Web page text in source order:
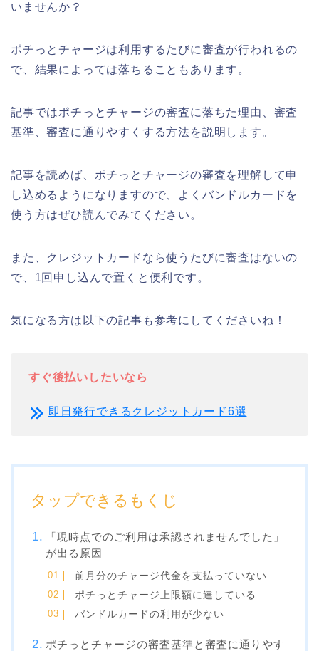
いませんか？
ポチっとチャージは利用するたびに審査が行われるの
で、結果によっては落ちることもあります。
記事ではポチっとチャージの審査に落ちた理由、審査
基準、審査に通りやすくする方法を説明します。
記事を読めば、ポチっとチャージの審査を理解して申
し込めるようになりますので、よくバンドルカードを
使う方はぜひ読んでみてください。
また、クレジットカードなら使うたびに審査はないの
で、1回申し込んで置くと便利です。
気になる方は以下の記事も参考にしてくださいね！
すぐ後払いしたいなら
即日発行できるクレジットカード6選
タップできるもくじ
「現時点でのご利用は承認されませんでした」
が出る原因
前月分のチャージ代金を支払っていない
ポチっとチャージ上限額に達している
バンドルカードの利用が少ない
ポチっとチャージの審査基準と審査に通りやす